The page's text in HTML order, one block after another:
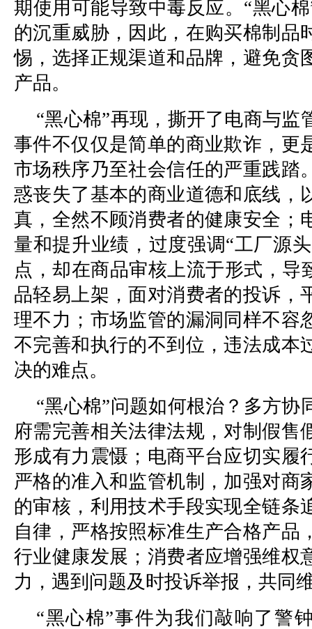
期使用可能导致中毒反应。“黑心
的沉重威胁，因此，在购买棉制品
惕，选择正规渠道和品牌，避免贪
产品。
“黑心棉”再现，撕开了电商与监
事件不仅仅是简单的商业欺诈，更
市场秩序乃至社会信任的严重践踏
惑丧失了基本的商业道德和底线，
真，全然不顾消费者的健康安全；
量和提升业绩，过度强调“工厂源
点，却在商品审核上流于形式，导
品轻易上架，面对消费者的投诉，
理不力；市场监管的漏洞同样不容
不完善和执行的不到位，违法成本
决的难点。
“黑心棉”问题如何根治？多方协
府需完善相关法律法规，对制假售
形成有力震慑；电商平台应切实履
严格的准入和监管机制，加强对商
的审核，利用技术手段实现全链条
自律，严格按照标准生产合格产品
行业健康发展；消费者应增强维权
力，遇到问题及时投诉举报，共同
“黑心棉”事件为我们敲响了警